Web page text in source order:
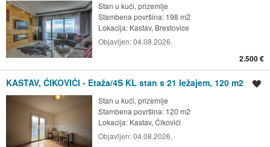
Stan u kući, prizemlje
Stambena površina: 198 m2
Lokacija: Kastav, Brestovice
Objavljen:04.08.2026.
2.500 €
KASTAV, ĆIKOVIĆI - Etaža/4S KL stan s 21 ležajem, 120 m2
Stan u kući, prizemlje
Stambena površina: 120 m2
Lokacija: Kastav, Ćikovići
Objavljen:04.08.2026.